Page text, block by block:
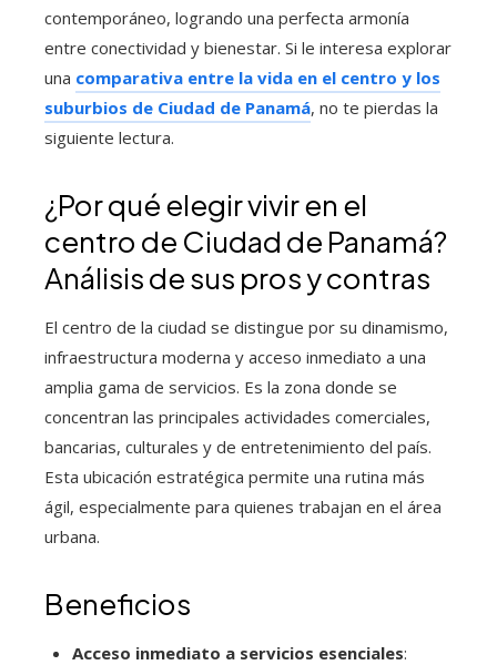
contemporáneo, logrando una perfecta armonía
entre conectividad y bienestar. Si le interesa explorar
una comparativa entre la vida en el centro y los
suburbios de Ciudad de Panamá, no te pierdas la
siguiente lectura.
¿Por qué elegir vivir en el
centro de Ciudad de Panamá?
Análisis de sus pros y contras
El centro de la ciudad se distingue por su dinamismo,
infraestructura moderna y acceso inmediato a una
amplia gama de servicios. Es la zona donde se
concentran las principales actividades comerciales,
bancarias, culturales y de entretenimiento del país.
Esta ubicación estratégica permite una rutina más
ágil, especialmente para quienes trabajan en el área
urbana.
Beneficios
Acceso inmediato a servicios esenciales: